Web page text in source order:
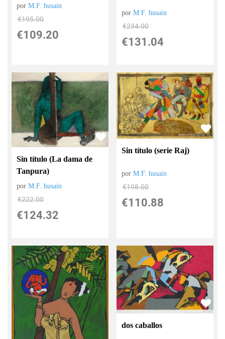
porM.F. husain
€195.00
€109.20
porM.F. husain
€234.00
€131.04
Sin título (La dama de
Tanpura)
porM.F. husain
€222.00
€124.32
Sin título (serie Raj)
porM.F. husain
€198.00
€110.88
dos caballos